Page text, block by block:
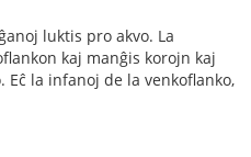
luktis pro akvo. La
kaj manĝis korojn kaj
la infanoj de la venkoflanko,